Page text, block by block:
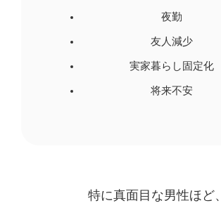
夜勤
友人減少
実家暮らし固定化
将来不安
特に真面目な男性ほど、